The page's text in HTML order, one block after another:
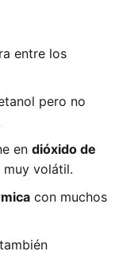
entre los
pero no
en dióxido de
volátil.
con muchos